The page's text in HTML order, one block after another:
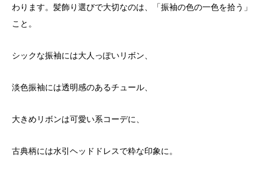
わります。髪飾り選びで大切なのは、「振袖の色の一色を拾う」
こと。
シックな振袖には大人っぽいリボン、
淡色振袖には透明感のあるチュール、
大きめリボンは可愛い系コーデに、
古典柄には水引ヘッドドレスで粋な印象に。